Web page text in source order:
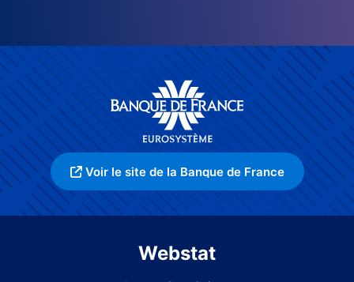
Voir le site de la Banque de France
Webstat